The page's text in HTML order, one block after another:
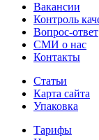
Вакансии
Контроль
Вопрос-ответ
СМИ о нас
Контакты
Статьи
Карта сайта
Упаковка
Тарифы